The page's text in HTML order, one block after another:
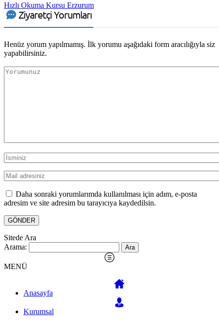
Hızlı Okuma Kursu Erzurum
Ziyaretçi Yorumları
Henüz yorum yapılmamış. İlk yorumu aşağıdaki form aracılığıyla siz
yapabilirsiniz.
Daha sonraki yorumlarımda kullanılması için adım, e-posta
adresim ve site adresim bu tarayıcıya kaydedilsin.
Sitede Ara
Arama:
MENÜ
Anasayfa
Kurumsal